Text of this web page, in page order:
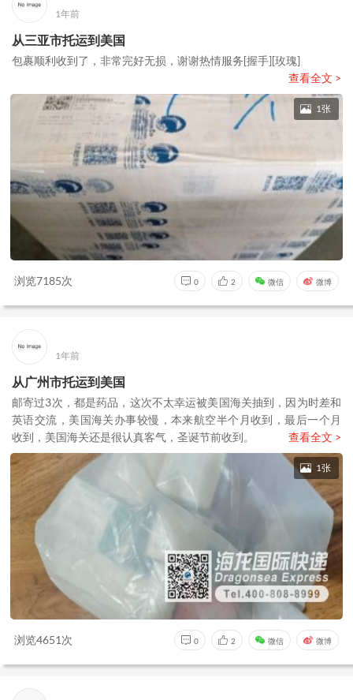
1年前
从三亚市托运到美国
包裹顺利收到了，非常完好无损，谢谢热情服务[握手][玫瑰]
查看全文 >
1张
浏览7185次 0 2 微信 微博
1年前
从广州市托运到美国
邮寄过3次，都是药品，这次不太幸运被美国海关抽到，因为时差和
英语交流，美国海关办事较慢，本来航空半个月收到，最后一个月
收到，美国海关还是很认真客气，圣诞节前收到。
查看全文 >
1张
浏览4651次 0 2 微信 微博